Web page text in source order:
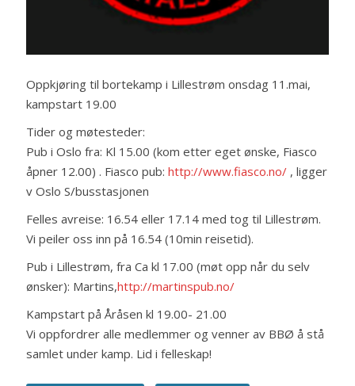
Oppkjøring til bortekamp i Lillestrøm onsdag 11.mai,
kampstart 19.00
Tider og møtesteder:
Pub i Oslo fra: Kl 15.00 (kom etter eget ønske, Fiasco
åpner 12.00) . Fiasco pub:http://www.fiasco.no/ , ligger
v Oslo S/busstasjonen
Felles avreise: 16.54 eller 17.14 med tog til Lillestrøm.
Vi peiler oss inn på 16.54 (10min reisetid).
Pub i Lillestrøm, fra Ca kl 17.00 (møt opp når du selv
ønsker): Martins,http://martinspub.no/
Kampstart på Åråsen kl 19.00- 21.00
Vi oppfordrer alle medlemmer og venner av BBØ å stå
samlet under kamp. Lid i felleskap!